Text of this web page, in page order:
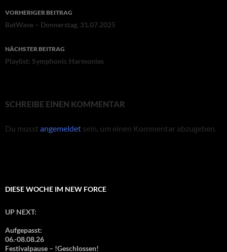
Beitragsnavigation
VORHERIGER BEITRAG
BatWave – Donnerstag, 31.07.2025
NÄCHSTER BEITRAG
Playlist: Symphonic Harmonies
SCHREIBE EINEN KOMMENTAR
Du musst angemeldet sein, um einen Kommentar abzugeben.
DIESE WOCHE IM NEW FORCE
UP NEXT:
Aufgepasst:
06.-08.08.26
Festivalpause – !Geschlossen!